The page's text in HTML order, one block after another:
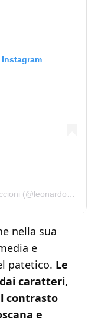
nella sua
e
patetico. Le
caratteri,
contrasto
e